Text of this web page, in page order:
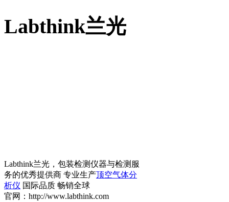
Labthink兰光
Labthink兰光，包装检测仪器与检测服
务的优秀提供商 专业生产顶空气体分
析仪 国际品质 畅销全球
官网：http://www.labthink.com